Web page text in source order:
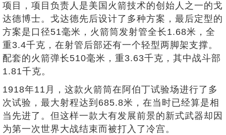
项目，项目负责人是美国火箭技术的创始人之一的戈
达德博士。戈达德先后设计了多种方案，最后定型的
方案是口径51毫米，火箭筒发射管全长1.68米，全
重3.4千克，在射管后部还有一个轻型两脚架支撑。
配套的火箭弹长510毫米，重3.63千克，其中战斗部
1.81千克。
1918年11月，这款火箭筒在阿伯丁试验场进行了多
次试验，最大射程达到685.8米，在当时已经算是相
当先进了。但这样一款大有发展前景的新式武器却因
为第一次世界大战结束而被打入了冷宫。